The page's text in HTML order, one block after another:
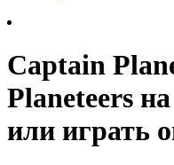
Captain
Planeteers
или играть